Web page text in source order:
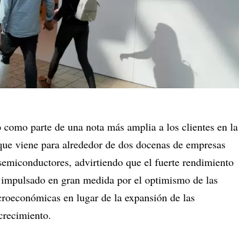
parte de una nota más amplia a los clientes en la
viene para alrededor de dos docenas de empresas
advirtiendo que el fuerte rendimiento
en gran medida por el optimismo de las
en lugar de la expansión de las